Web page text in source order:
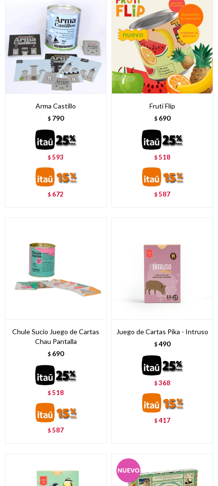
Arma Castillo
$ 790
$593
$ 672
Fruti Flip
$ 690
$518
$587
Chule Sucio Juego de Cartas
Chau Pantalla
$ 690
$518
$587
Juego de Cartas Pika - Intruso
$ 490
$368
$417